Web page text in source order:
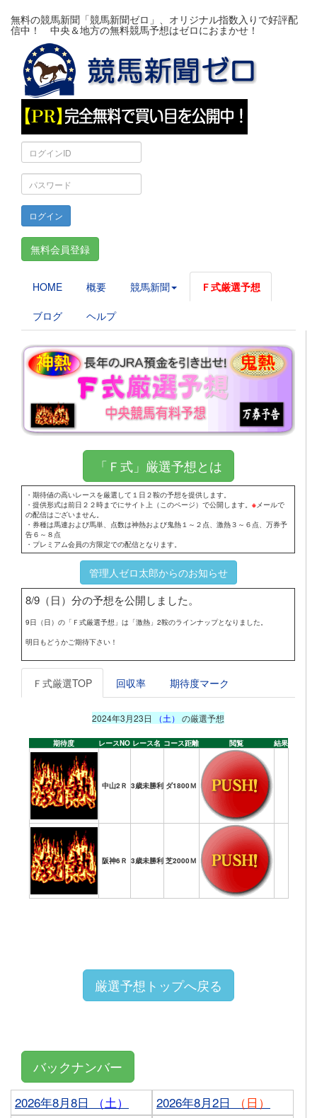
無料の競馬新聞「競馬新聞ゼロ」、オリジナル指数入りで好評配
信中！ 中央＆地方の無料競馬予想はゼロにおまかせ！
グ
イ
ン
ID
ス
ワ
ー
ド
無料会員登録
HOME 概要 競馬新聞 Ｆ式厳選予想
ブログ ヘルプ
「Ｆ式」厳選予想とは
・期待値の高いレースを厳選して１日２鞍の予想を提供します。
・提供形式は前日２２時までにサイト上（このページ）で公開します。 ※メールで
の配信はございません。
・券種は馬連および馬単、点数は神熱および鬼熱１～２点、激熱３～６点、万券予
告６～８点
・プレミアム会員の方限定での配信となります。
管理人ゼロ太郎からのお知らせ
8/9（日）分の予想を公開しました。
9日（日）の「Ｆ式厳選予想」は「激熱」2鞍のラインナップとなりました。
明日もどうかご期待下さい！
Ｆ式厳選TOP 回収率 期待度マーク
2024年3月23日 （土） の厳選予想
期待度 レースNO レース名 コース距離 閲覧 結果
中山2Ｒ 3歳未勝利 ダ1800Ｍ
阪神6Ｒ 3歳未勝利 芝2000Ｍ
厳選予想トップへ戻る
バックナンバー
2026年8月8日 （土） 2026年8月2日
（日）